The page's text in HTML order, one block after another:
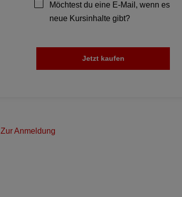
Möchtest du eine E-Mail, wenn es
neue Kursinhalte gibt?
Jetzt kaufen
Zur Anmeldung